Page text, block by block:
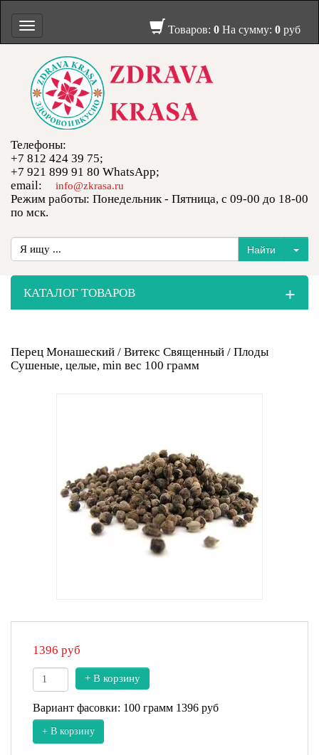
Товаров: 0 На сумму: 0 руб
Toggle
navigation
Телефоны:
+7 812 424 39 75;
+7 921 899 91 80 WhatsApp;
email:
info@zkrasa.ru
Режим работы: Понедельник - Пятница, с 09-00 до 18-00
по мск.
КАТАЛОГ ТОВАРОВ +
Перец Монашеский / Витекс Священный / Плоды
Сушеные, целые, min вес 100 грамм
1396 руб
+ В корзину
Вариант фасовки: 100 грамм 1396 руб
+ В корзину